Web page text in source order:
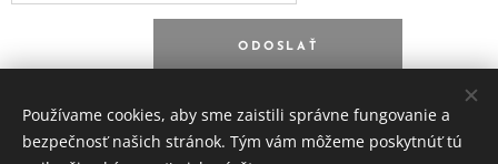
ODOSLAŤ
Používame cookies, aby sme zaistili správne fungovanie a
bezpečnosť našich stránok. Tým vám môžeme poskytnúť tú